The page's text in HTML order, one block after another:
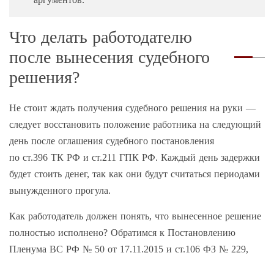
Что делать работодателю
после вынесения судебного
решения?
Не стоит ждать получения судебного решения на руки —
следует восстановить положение работника на следующий
день после оглашения судебного постановления
по ст.396 ТК РФ и ст.211 ГПК РФ. Каждый день задержки
будет стоить денег, так как они будут считаться периодами
вынужденного прогула.
Как работодатель должен понять, что вынесенное решение
полностью исполнено? Обратимся к Постановлению
Пленума ВС РФ № 50 от 17.11.2015 и ст.106 ФЗ № 229,